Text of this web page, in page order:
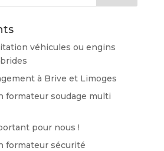
véhicules ou engins
à Brive et Limoges
formateur soudage multi
pour nous !
formateur sécurité